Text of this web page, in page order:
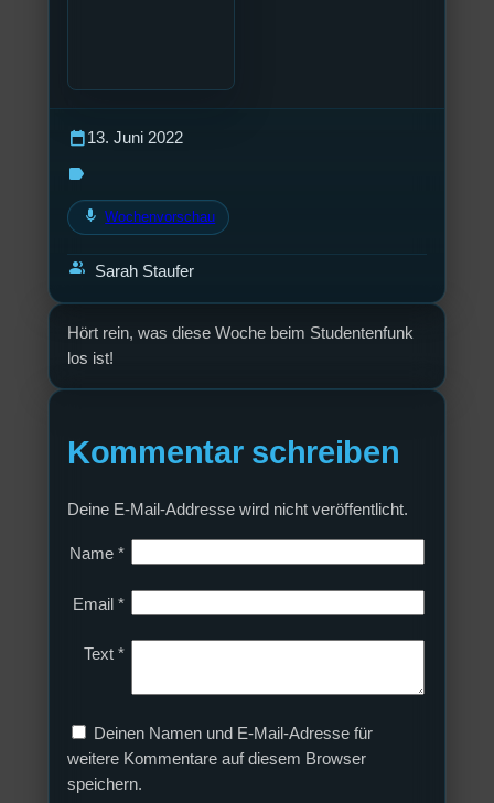
Hört rein, was diese Woche beim Studentenfunk
los ist!
Kommentar schreiben
Deine E-Mail-Addresse wird nicht veröffentlicht.
Name *
Email *
Text *
Deinen Namen und E-Mail-Adresse für
weitere Kommentare auf diesem Browser
speichern.
calendar_today13. Juni 2022
label
mic Wochenvorschau
group Sarah Staufer